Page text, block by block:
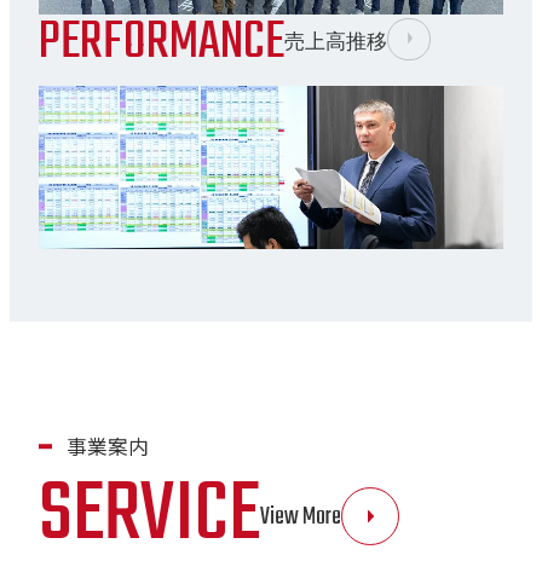
PERFORMANCE売上高推移
事業案内
SERVICEView More